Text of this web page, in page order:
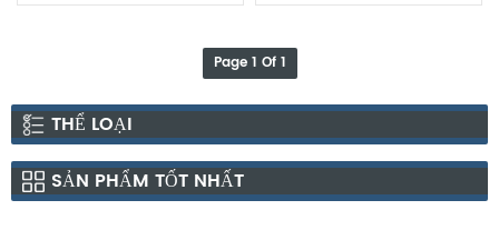
Page 1 Of 1
THỂ LOẠI
SẢN PHẨM TỐT NHẤT